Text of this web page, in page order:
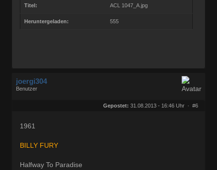
Titel: ACL 1047_A.jpg
Heruntergeladen: 555
joergi304
Benutzer
Gepostet: 31.08.2013 - 16:46 Uhr · #6
1961
BILLY FURY
Halfway To Paradise